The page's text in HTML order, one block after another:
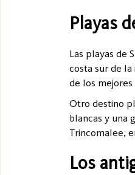
Playas
Las playas de
costa sur de
de los
Otro destino
blancas y una
Trincomalee,
Los